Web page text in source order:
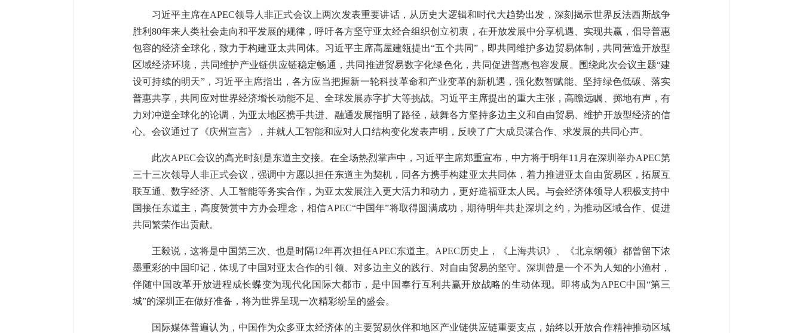
习近平主席在APEC领导人非正式会议上两次发表重要讲话，从历史大逻辑和时代大趋势出发，深刻揭示世界反法西斯战争
胜利80年来人类社会走向和平发展的规律，呼吁各方坚守亚太经合组织创立初衷，在开放发展中分享机遇、实现共赢，倡导普惠
包容的经济全球化，致力于构建亚太共同体。习近平主席高屋建瓴提出“五个共同”，即共同维护多边贸易体制，共同营造开放型
区域经济环境，共同维护产业链供应链稳定畅通，共同推进贸易数字化绿色化，共同促进普惠包容发展。围绕此次会议主题“建
设可持续的明天”，习近平主席指出，各方应当把握新一轮科技革命和产业变革的新机遇，强化数智赋能、坚持绿色低碳、落实
普惠共享，共同应对世界经济增长动能不足、全球发展赤字扩大等挑战。习近平主席提出的重大主张，高瞻远瞩、掷地有声，有
力对冲逆全球化的论调，为亚太地区携手共进、融通发展指明了路径，鼓舞各方坚持多边主义和自由贸易、维护开放型经济的信
心。会议通过了《庆州宣言》，并就人工智能和应对人口结构变化发表声明，反映了广大成员谋合作、求发展的共同心声。
此次APEC会议的高光时刻是东道主交接。在全场热烈掌声中，习近平主席郑重宣布，中方将于明年11月在深圳举办APEC第
三十三次领导人非正式会议，强调中方愿以担任东道主为契机，同各方携手构建亚太共同体，着力推进亚太自由贸易区，拓展互
联互通、数字经济、人工智能等务实合作，为亚太发展注入更大活力和动力，更好造福亚太人民。与会经济体领导人积极支持中
国接任东道主，高度赞赏中方办会理念，相信APEC“中国年”将取得圆满成功，期待明年共赴深圳之约，为推动区域合作、促进
共同繁荣作出贡献。
王毅说，这将是中国第三次、也是时隔12年再次担任APEC东道主。APEC历史上，《上海共识》、《北京纲领》都曾留下浓
墨重彩的中国印记，体现了中国对亚太合作的引领、对多边主义的践行、对自由贸易的坚守。深圳曾是一个不为人知的小渔村，
伴随中国改革开放进程成长蝶变为现代化国际大都市，是中国奉行互利共赢开放战略的生动体现。即将成为APEC中国“第三
城”的深圳正在做好准备，将为世界呈现一次精彩纷呈的盛会。
国际媒体普遍认为，中国作为众多亚太经济体的主要贸易伙伴和地区产业链供应链重要支点，始终以开放合作精神推动区域